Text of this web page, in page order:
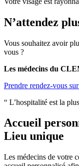
N’attendez
Vous souhaitez avoir
vous ?
Les médecins du
Prendre rendez-vous
“ L’hospitalité est la
Accueil
Lieu unique
Les médecins de votre